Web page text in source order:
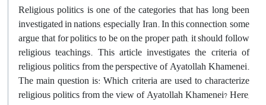
Religious politics is one of the categories that has long been
investigated in nations, especially Iran. In this connection, some
argue that for politics to be on the proper path, it should follow
religious teachings. This article investigates the criteria of
religious politics from the perspective of Ayatollah Khamenei.
The main question is: Which criteria are used to characterize
religious politics from the view of Ayatollah Khamenei? Here,